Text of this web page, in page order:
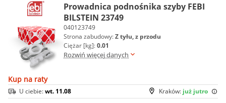
Prowadnica podnośnika szyby FEBI
BILSTEIN 23749
040123749
Strona zabudowy:Z tyłu, z przodu
Ciężar [kg]:0.01
Rozwiń więcej danych
Kup na raty
Kraków: już jutro
U ciebie:wt. 11.08